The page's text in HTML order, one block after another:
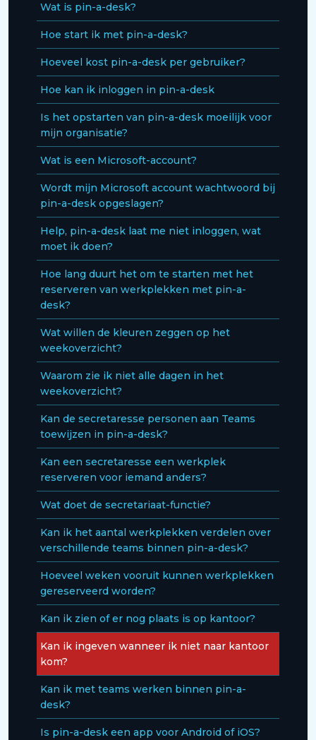
Wat is pin-a-desk?
Hoe start ik met pin-a-desk?
Hoeveel kost pin-a-desk per gebruiker?
Hoe kan ik inloggen in pin-a-desk
Is het opstarten van pin-a-desk moeilijk voor
mijn organisatie?
Wat is een Microsoft-account?
Wordt mijn Microsoft account wachtwoord bij
pin-a-desk opgeslagen?
Help, pin-a-desk laat me niet inloggen, wat
moet ik doen?
Hoe lang duurt het om te starten met het
reserveren van werkplekken met pin-a-
desk?
Wat willen de kleuren zeggen op het
weekoverzicht?
Waarom zie ik niet alle dagen in het
weekoverzicht?
Kan de secretaresse personen aan Teams
toewijzen in pin-a-desk?
Kan een secretaresse een werkplek
reserveren voor iemand anders?
Wat doet de secretariaat-functie?
Kan ik het aantal werkplekken verdelen over
verschillende teams binnen pin-a-desk?
Hoeveel weken vooruit kunnen werkplekken
gereserveerd worden?
Kan ik zien of er nog plaats is op kantoor?
Kan ik ingeven wanneer ik niet naar kantoor
kom?
Kan ik met teams werken binnen pin-a-
desk?
Is pin-a-desk een app voor Android of iOS?